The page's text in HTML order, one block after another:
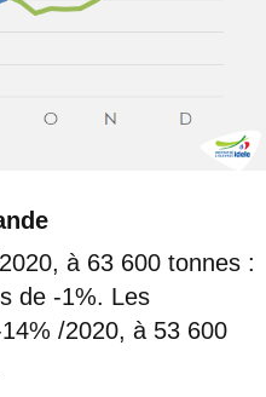
à 63 600 tonnes :
de -1%. Les
/2020, à 53 600